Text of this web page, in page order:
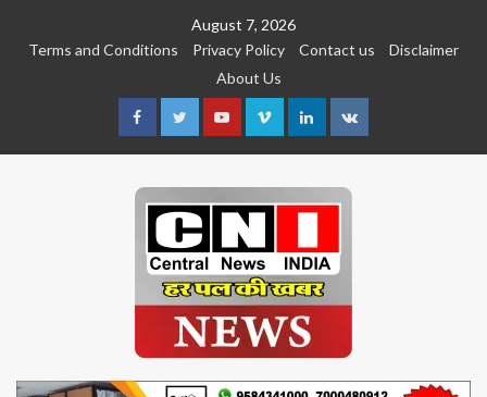
August 7, 2026
Terms and Conditions
Privacy Policy Contact us
Disclaimer
About Us
FacebookTwitterYoutubeVimeoLinkedin
VK